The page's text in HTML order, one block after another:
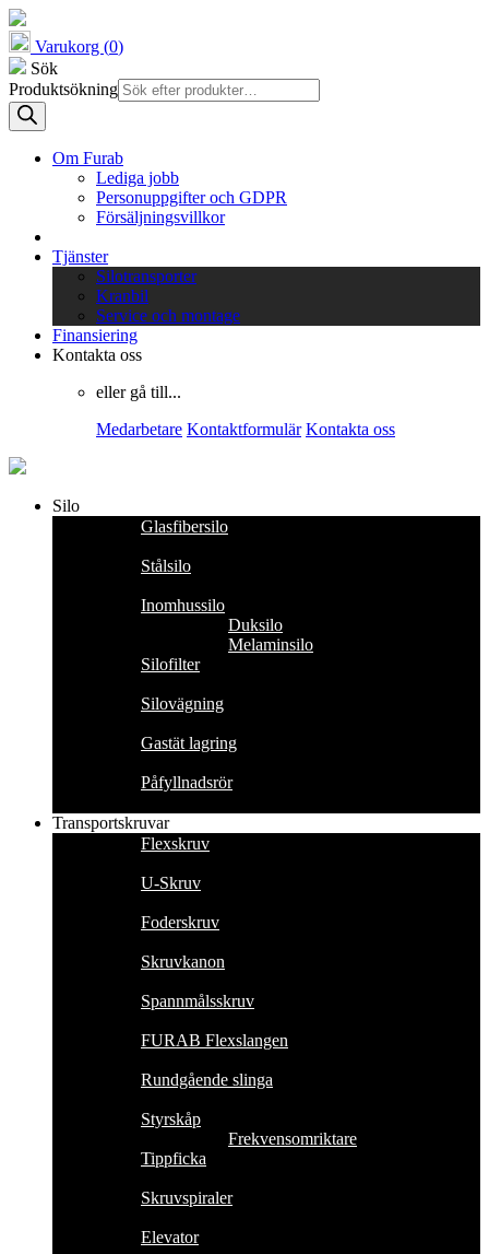
Varukorg (0)
Sök
Produktsökning
Om Furab
Lediga jobb
Personuppgifter och GDPR
Försäljningsvillkor
Tjänster
Silotransporter
Kranbil
Service och montage
Finansiering
Kontakta oss
eller gå till...
Medarbetare Kontaktformulär Kontakta oss
Silo
Glasfibersilo
Stålsilo
Inomhussilo
Duksilo
Melaminsilo
Silofilter
Silovägning
Gastät lagring
Påfyllnadsrör
Transportskruvar
Flexskruv
U-Skruv
Foderskruv
Skruvkanon
Spannmålsskruv
FURAB Flexslangen
Rundgående slinga
Styrskåp
Frekvensomriktare
Tippficka
Skruvspiraler
Elevator